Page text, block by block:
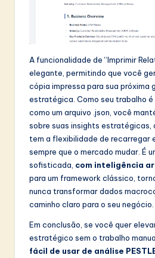
A funcionalidade de “Imprimir
elegante, permitindo que você
cópia impressa para sua próxima
estratégica. Como seu trabalho
como um arquivo .json, você
sobre suas insights estratégicas,
tem a flexibilidade de recarregar
sempre que o mercado mudar. É
sofisticada, com inteligência
para um framework clássico,
nunca transformar dados
caminho claro para o seu negócio.
Em conclusão, se você quer
estratégico sem o trabalho
fácil de usar de análise